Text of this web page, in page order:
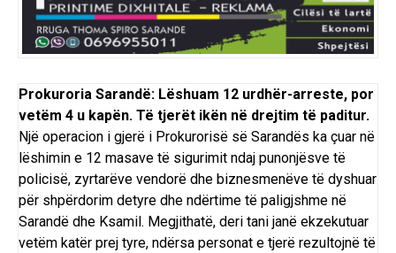
Prokuroria Sarandë: Lëshuam 12 urdhër-arreste, por
vetëm 4 u kapën. Të tjerët ikën në drejtim të paditur.
Një operacion i gjerë i Prokurorisë së Sarandës ka çuar në
lëshimin e 12 masave të sigurimit ndaj punonjësve të
policisë, zyrtarëve vendorë dhe biznesmenëve të dyshuar
për shpërdorim detyre dhe ndërtime të paligjshme në
Sarandë dhe Ksamil. Megjithatë, deri tani janë ekzekutuar
vetëm katër prej tyre, ndërsa personat e tjerë rezultojnë të